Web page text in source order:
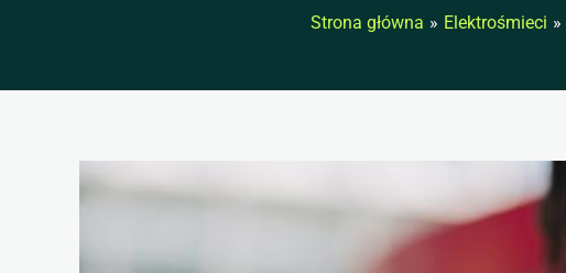
Strona główna Elektrośmieci